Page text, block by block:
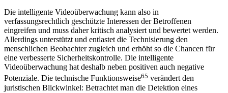
Die intelligente Videoüberwachung kann also in
verfassungsrechtlich geschützte Interessen der Betroffenen
eingreifen und muss daher kritisch analysiert und bewertet werden.
Allerdings unterstützt und entlastet die Technisierung den
menschlichen Beobachter zugleich und erhöht so die Chancen für
eine verbesserte Sicherheitskontrolle. Die intelligente
Videoüberwachung hat deshalb neben positiven auch negative
Potenziale. Die technische Funktionsweise65 verändert den
juristischen Blickwinkel: Betrachtet man die Detektion eines